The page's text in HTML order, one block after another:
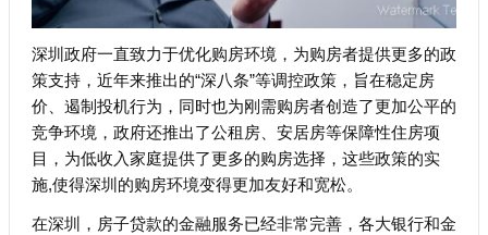
深圳政府一直致力于优化购房环境，为购房者提供更多的政
策支持，近年来推出的“深八条”等调控政策，旨在稳定房
价、遏制投机行为，同时也为刚需购房者创造了更加公平的
竞争环境，政府还推出了公租房、安居房等保障性住房项
目，为低收入家庭提供了更多的购房选择，这些政策的实
施,使得深圳的购房环境变得更加友好和宽松。
在深圳，房子贷款的金融服务已经非常完善，各大银行和金